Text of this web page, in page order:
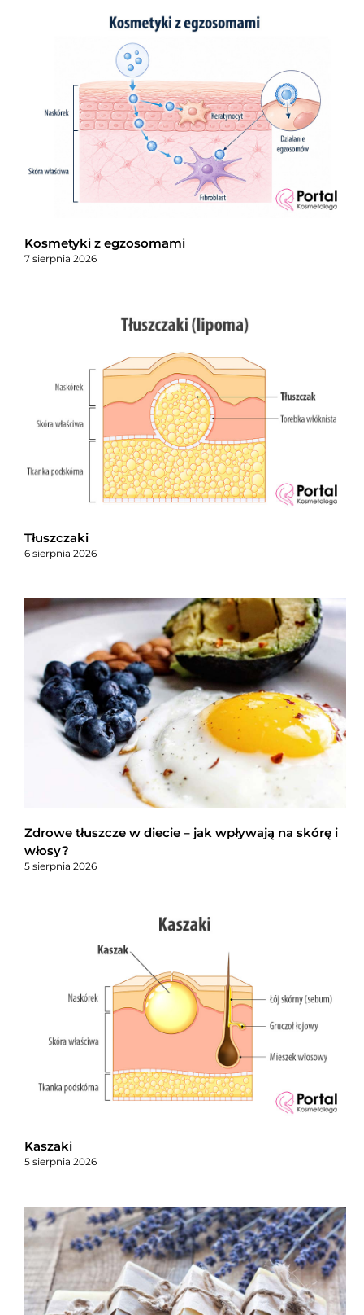
Kosmetyki z egzosomami
7 sierpnia 2026
Tłuszczaki
6 sierpnia 2026
Zdrowe tłuszcze w diecie – jak wpływają na skórę i
włosy?
5 sierpnia 2026
Kaszaki
5 sierpnia 2026